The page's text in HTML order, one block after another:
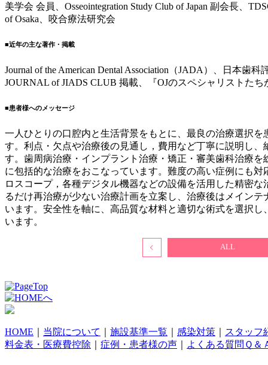
美学会 会員、Osseointegration Study Club of Japan 副会長、
of Osaka、咬合療法研究会
■近年の主な著作・掲載
Journal of the American Dental Association（JADA）、日本歯
JOURNAL of JIADS CLUB 掲載、『OJのスペシャリストた
■患者様へのメッセージ
一人ひとりの口腔内と生活背景をもとに、最良の治療選択
す。利点・欠点や治療後の見通し，費用など丁寧に説明し
す。歯周病治療・インプラント治療・矯正・審美歯科治療
に包括的な治療をおこなっています。難度の高い症例にも
ロスコープ，各種デジタル機器などの設備を活用した精密
るだけ再治療が少ない治療計画を立案し、治療後はメイン
います。安全性を軸に、高品質な材料と適切な術式を選択
います。
ALL
HOME 当院について 施設基準一覧 感染対策
スタッフ
料金表・医療費控除
症例・患者様の声 よくある質問Ｑ＆